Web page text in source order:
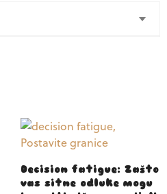
Decision fatigue: Zašto
vas sitne odluke mogu